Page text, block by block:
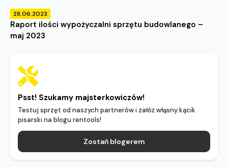
28.06.2023
Raport ilości wypożyczalni sprzętu budowlanego –
maj 2023
Psst! Szukamy majsterkowiczów!
Testuj sprzęt od naszych partnerów i załóż włąsny kącik
pisarski na blogu rentools!
Zostań blogerem